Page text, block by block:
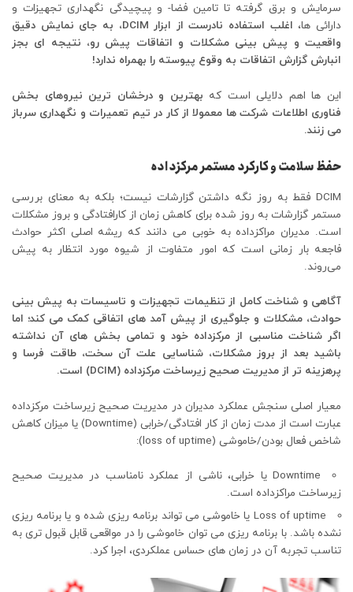
سرمایش و برق گرفته تا تامین فضا- و پیچیدگی نگهداری تجهیزات و
دارائی ها،
اغلب استفاده نادرست از ابزار DCIM، به جای نمایش دقیق
واقعیت و پیش بینی مشکلات و اتفاقات پیش رو، نتیجه ای بجز
انبارش گزارش اتفاقات به وقوع پیوسته را بهمراه ندارد!
این ها اهم دلایلی است که بهترین و درخشان ترین‌ نیروهای بخش
فناوری اطلاعات شرکت ها معمولا از کار در تیم تعمیرات و نگهداری سرباز
می زنند.
حفظ سلامت و کارکرد مستمر مرکزداده
DCIM فقط به روز نگه داشتن گزارشات نیست؛ بلکه به معنای بررسی
مستمر گزارشات به روز شده برای کاهش زمان از کارافتادگی و بروز مشکلات
است. مدیران مراکزداده به خوبی می دانند که ریشه اصلی اکثر حوادث
فاجعه بار زمانی است که امور متفاوت از شیوه مورد انتظار به پیش
می‌روند.
آگاهی و شناخت کامل از تنظیمات تجهیزات و تاسیسات به پیش بینی
حوادث، مشکلات و جلوگیری از پیش آمد های اتفاقی کمک می کند؛ اما
اگر شناخت مناسبی از مرکزداده خود و تمامی بخش های آن نداشته
باشید بعد از بروز مشکلات، شناسایی علت آن سخت، طاقت فرسا و
پرهزینه تر از مدیریت صحیح زیرساخت مرکزداده (DCIM) است.
معیار اصلی سنجش عملکرد مدیران در مدیریت صحیح زیرساخت مرکزداده
عبارت است از مدت زمان از کار افتادگی/خرابی (Downtime) یا میزان کاهش
شاخص فعال بودن/خاموشی (loss of uptime):
Downtime یا خرابی، ناشی از عملکرد نامناسب در مدیریت صحیح
زیرساخت مراکزداده است.
Loss of uptime یا خاموشی می تواند برنامه ریزی شده و یا برنامه ریزی
نشده باشد. با برنامه ریزی می توان خاموشی را در مواقعی قابل قبول تری به
تناسب تجربه آن در زمان های حساس عملکردی، اجرا کرد.